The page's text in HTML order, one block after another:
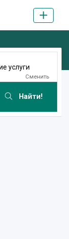
услуги
Сменить
Найти!